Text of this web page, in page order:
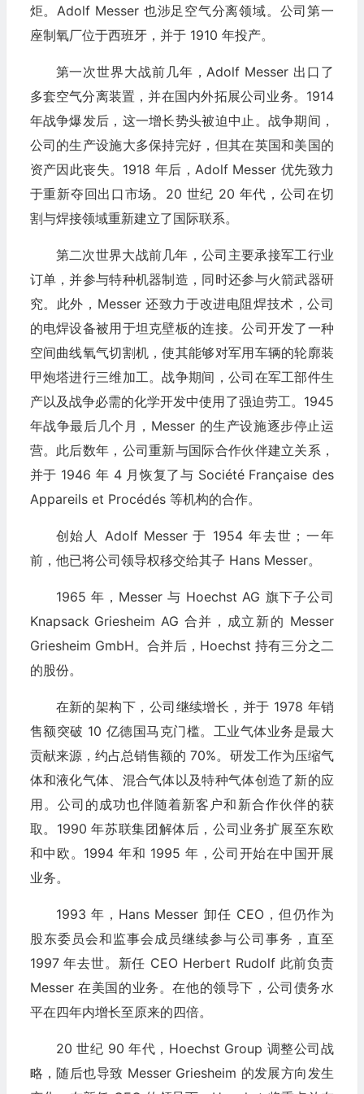
炬。Adolf Messer 也涉足空气分离领域。公司第一
座制氧厂位于西班牙，并于 1910 年投产。
第一次世界大战前几年，Adolf Messer 出口了
多套空气分离装置，并在国内外拓展公司业务。1914
年战争爆发后，这一增长势头被迫中止。战争期间，
公司的生产设施大多保持完好，但其在英国和美国的
资产因此丧失。1918 年后，Adolf Messer 优先致力
于重新夺回出口市场。20 世纪 20 年代，公司在切
割与焊接领域重新建立了国际联系。
第二次世界大战前几年，公司主要承接军工行业
订单，并参与特种机器制造，同时还参与火箭武器研
究。此外，Messer 还致力于改进电阻焊技术，公司
的电焊设备被用于坦克壁板的连接。公司开发了一种
空间曲线氧气切割机，使其能够对军用车辆的轮廓装
甲炮塔进行三维加工。战争期间，公司在军工部件生
产以及战争必需的化学开发中使用了强迫劳工。1945
年战争最后几个月，Messer 的生产设施逐步停止运
营。此后数年，公司重新与国际合作伙伴建立关系，
并于 1946 年 4 月恢复了与 Société Française des
Appareils et Procédés 等机构的合作。
创始人 Adolf Messer 于 1954 年去世；一年
前，他已将公司领导权移交给其子 Hans Messer。
1965 年，Messer 与 Hoechst AG 旗下子公司
Knapsack Griesheim AG 合并，成立新的 Messer
Griesheim GmbH。合并后，Hoechst 持有三分之二
的股份。
在新的架构下，公司继续增长，并于 1978 年销
售额突破 10 亿德国马克门槛。工业气体业务是最大
贡献来源，约占总销售额的 70%。研发工作为压缩气
体和液化气体、混合气体以及特种气体创造了新的应
用。公司的成功也伴随着新客户和新合作伙伴的获
取。1990 年苏联集团解体后，公司业务扩展至东欧
和中欧。1994 年和 1995 年，公司开始在中国开展
业务。
1993 年，Hans Messer 卸任 CEO，但仍作为
股东委员会和监事会成员继续参与公司事务，直至
1997 年去世。新任 CEO Herbert Rudolf 此前负责
Messer 在美国的业务。在他的领导下，公司债务水
平在四年内增长至原来的四倍。
20 世纪 90 年代，Hoechst Group 调整公司战
略，随后也导致 Messer Griesheim 的发展方向发生